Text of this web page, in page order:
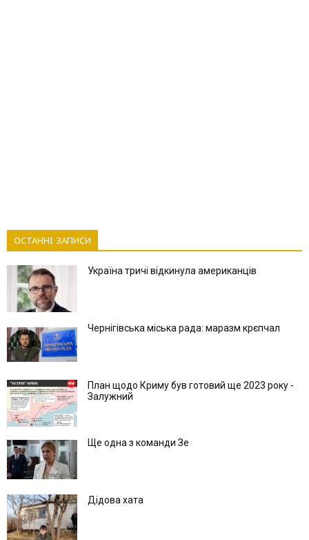
ОСТАННІ ЗАПИСИ
Україна тричі відкинула американців
Чернігівська міська рада: маразм крєпчал
План щодо Криму був готовий ще 2023 року -
Залужний
Ще одна з команди Зе
Дідова хата